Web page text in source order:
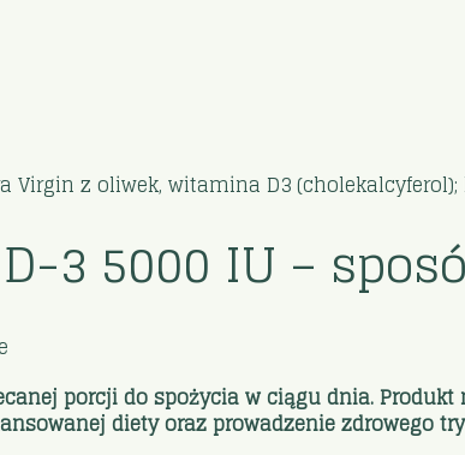
Virgin z oliwek, witamina D3
3 5000 IU –
porcji do spożycia w ciągu dnia.
diety oraz prowadzenie zdrowego